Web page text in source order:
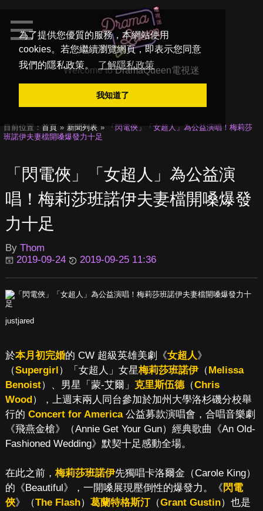
為了提供您優質的服務，本網站使用
cookies。若您繼續瀏覽網頁，即表示您同意
我們的隱私政策。
了解隱私政策
我知道了
Welcome toDramaQueen電視迷
目前位置： 首頁 新聞列表
「閃電俠」「女超人」為公益演唱！梅莉莎
班諾伊夫妻檔開嗓爆發力十足
「閃電俠」「女超人」為公益演
唱！梅莉莎班諾伊夫妻檔開嗓爆發
力十足
By Thom
2019-09-24
2019-09-25 11:36
justjared
於本月初完婚的 CW 超級英雄美劇《女超人》
（Supergirl）「女超人」女星梅莉莎班諾伊（Melissa
Benoist）、男星「蒙-艾爾」 克里斯伍德（Chris
Wood），上週末兩人同台參加於加州大學洛杉磯分校舉
行的 Concert for America公益募款演唱會，合唱音樂劇
《飛燕金槍》（Annie Get Your Gun）經典歌曲《An Old-
Fashioned Wedding》默契十足感動全場。
在此之前， 梅莉莎班諾伊先獨唱卡洛爾金（Carole King）
的《Beautiful》，一開嗓展現壓倒性的爆發力。《閃電
俠》（The Flash） 葛蘭特格斯汀（Grant Gustin）也是